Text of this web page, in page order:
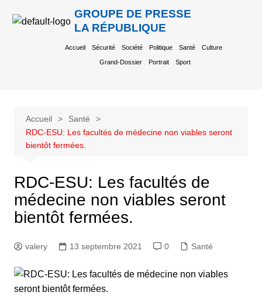
GROUPE DE PRESSE
LA RÉPUBLIQUE
Accueil Sécurité Société Politique Santé Culture
Grand-Dossier Portrait Sport
Accueil
Santé
RDC-ESU: Les facultés de médecine non viables seront
bientôt fermées.
RDC-ESU: Les facultés de
médecine non viables seront
bientôt fermées.
valery 13 septembre 2021 0 Santé